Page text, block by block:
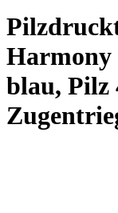
Harmony
blau, Pilz